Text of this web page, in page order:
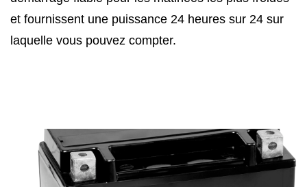
et fournissent une puissance 24 heures sur 24 sur
laquelle vous pouvez compter.